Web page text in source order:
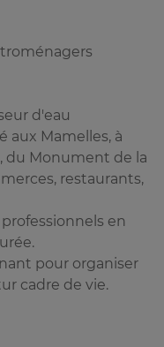
d'eau
aux Mamelles, à
du Monument de la
restaurants,
en
pour organiser
cadre de vie.